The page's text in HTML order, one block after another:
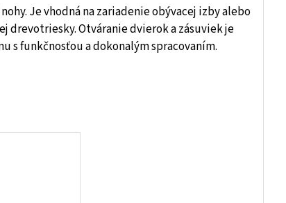
Je vhodná na zariadenie obývacej izby alebo
drevotriesky. Otváranie dvierok a zásuviek je
s funkčnosťou a dokonalým spracovaním.